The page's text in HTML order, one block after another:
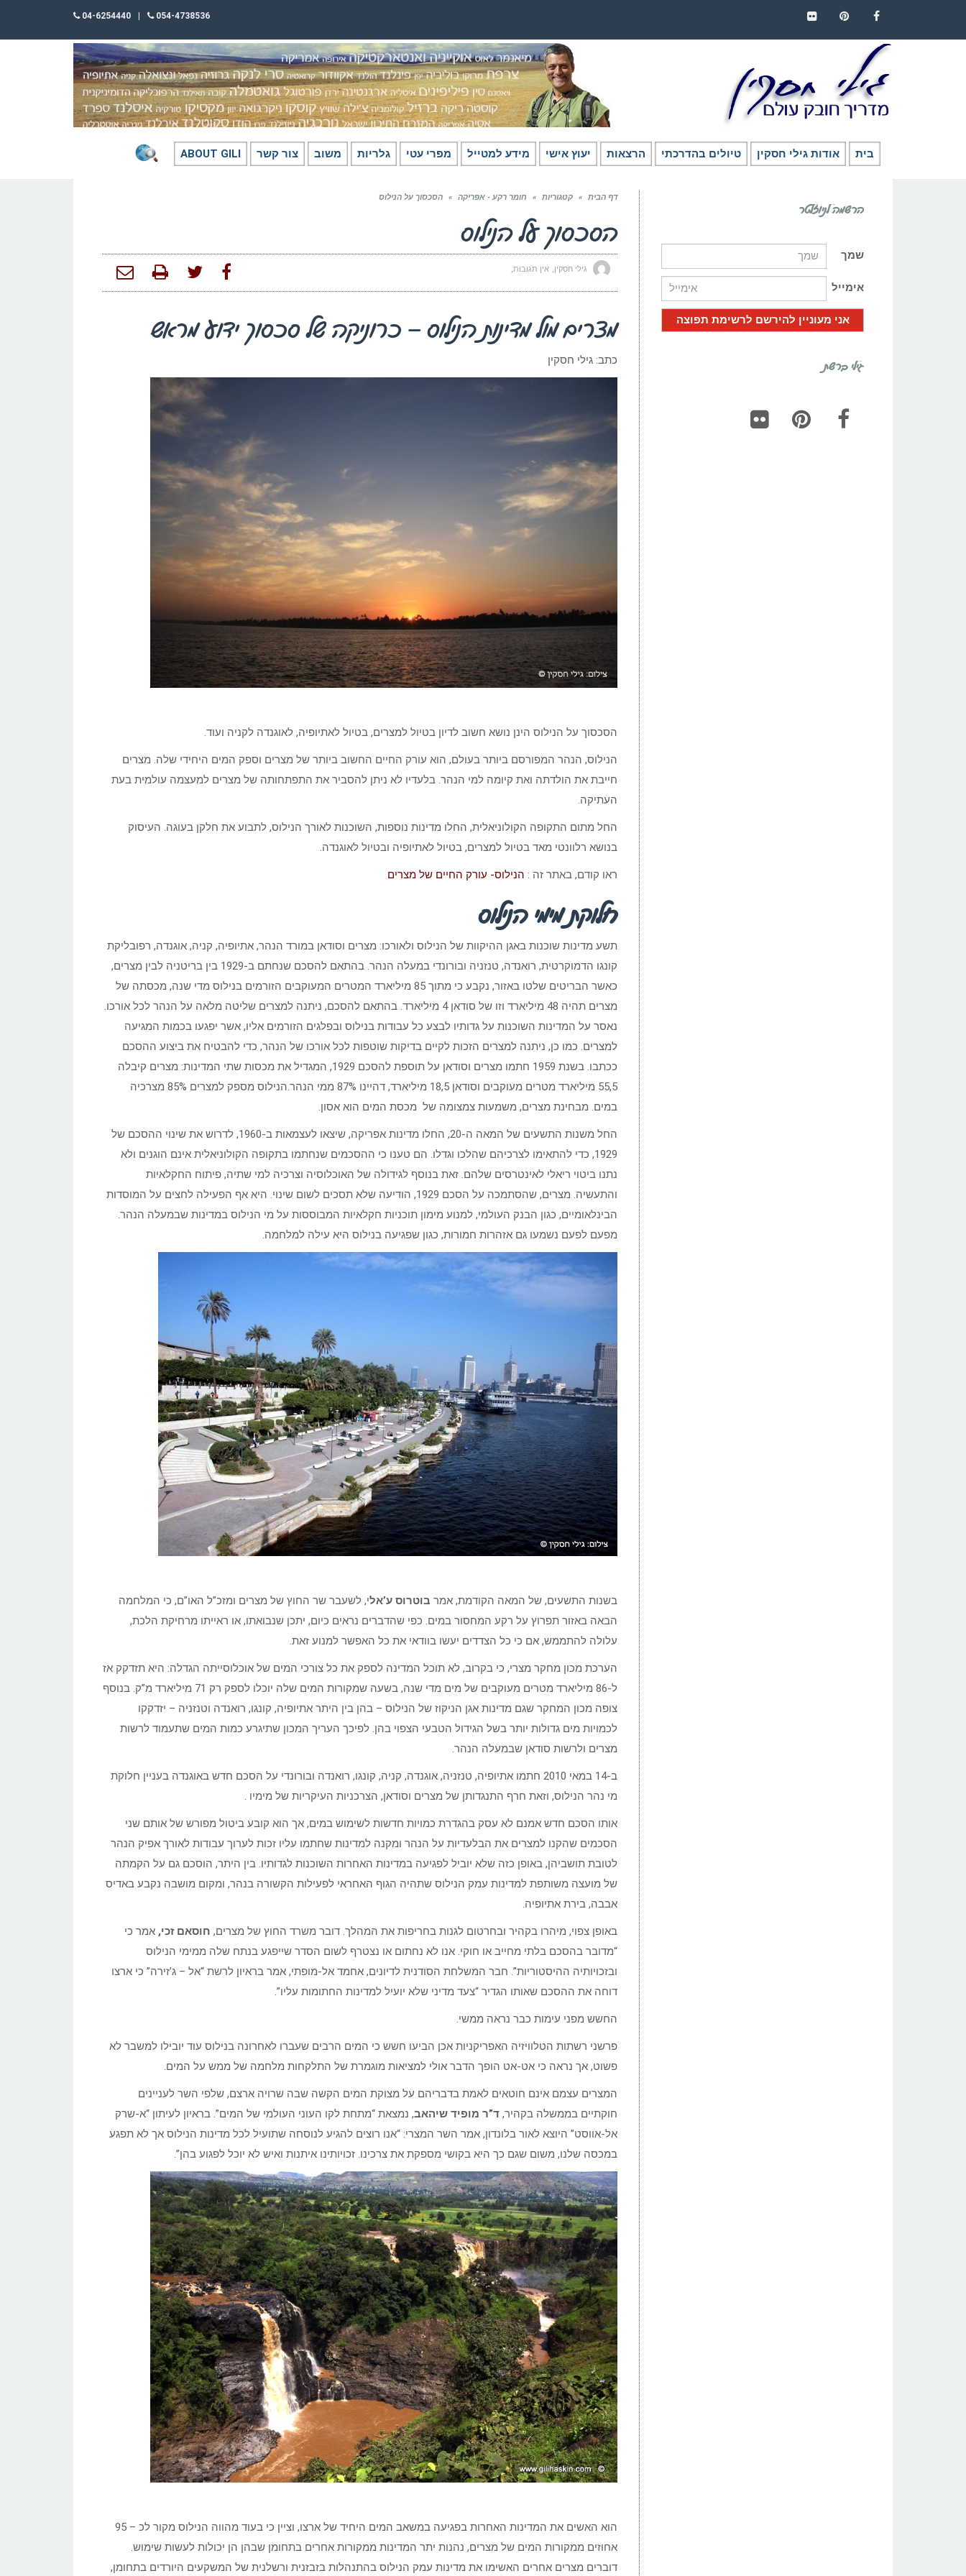
054-4738536
04-6254440
בית אודות גילי חסקין טיולים בהדרכתי הרצאות יעוץ אישי מידע למטייל מפרי עטי גלריות משוב צור קשר ABOUT GILI
דף הבית » קטגוריות » חומר רקע - אפריקה » הסכסוך על הנילוס
הסכסוך על הנילוס
גילי חסקין אין תגובות
מצרים מול מדינות הנילוס – כרוניקה של סכסוך ידוע מראש
כתב: גילי חסקין
הסכסוך על הנילוס הינן נושא חשוב לדיון בטיול למצרים, בטיול לאתיופיה, לאוגנדה לקניה ועוד.
הנילוס, הנהר המפורסם ביותר בעולם, הוא עורק החיים החשוב ביותר של מצרים וספק המים היחידי שלה. מצרים
חייבת את הולדתה ואת קיומה למי הנהר. בלעדיו לא ניתן להסביר את התפתחותה של מצרים למעצמה עולמית בעת
העתיקה.
החל מתום התקופה הקולוניאלית, החלו מדינות נוספות, השוכנות לאורך הנילוס, לתבוע את חלקן בעוגה. העיסוק
בנושא רלוונטי מאד בטיול למצרים, בטיול לאתיופיה ובטיול לאוגנדה.
ראו קודם, באתר זה : הנילוס- עורק החיים של מצרים
חלוקת מימי הנילוס
תשע מדינות שוכנות באגן ההיקוות של הנילוס ולאורכו: מצרים וסודאן במורד הנהר, אתיופיה, קניה, אוגנדה, רפובליקת
קונגו הדמוקרטית, רואנדה, טנזניה ובורונדי במעלה הנהר. בהתאם להסכם שנחתם ב-1929 בין בריטניה לבין מצרים,
כאשר הבריטים שלטו באזור, נקבע כי מתוך 85 מיליארד המטרים המעוקבים הזורמים בנילוס מדי שנה, מכסתה של
מצרים תהיה 48 מיליארד וזו של סודאן 4 מיליארד. בהתאם להסכם, ניתנה למצרים שליטה מלאה על הנהר לכל אורכו.
נאסר על המדינות השוכנות על גדותיו לבצע כל עבודות בנילוס ובפלגים הזורמים אליו, אשר יפגעו בכמות המגיעה
למצרים. כמו כן, ניתנה למצרים הזכות לקיים בדיקות שוטפות לכל אורכו של הנהר, כדי להבטיח את ביצוע ההסכם
ככתבו. בשנת 1959 חתמו מצרים וסודאן על תוספת להסכם 1929, המגדיל את מכסות שתי המדינות: מצרים קיבלה
55,5 מיליארד מטרים מעוקבים וסודאן 18,5 מיליארד, דהיינו 87% ממי הנהר.הנילוס מספק למצרים 85% מצרכיה
במים. מבחינת מצרים, משמעות צמצומה של מכסת המים הוא אסון.
החל משנות התשעים של המאה ה-20, החלו מדינות אפריקה, שיצאו לעצמאות ב-1960, לדרוש את שינוי ההסכם של
1929, כדי להתאימו לצרכיהם שהלכו וגדלו. הם טענו כי ההסכמים שנחתמו בתקופה הקולוניאלית אינם הוגנים ולא
נתנו ביטוי ריאלי לאינטרסים שלהם. זאת בנוסף לגידולה של האוכלוסיה וצרכיה למי שתיה, פיתוח החקלאיות
והתעשיה. מצרים, שהסתמכה על הסכם 1929, הודיעה שלא תסכים לשום שינוי. היא אף הפעילה לחצים על המוסדות
הבינלאומיים, כגון הבנק העולמי, למנוע מימון תוכניות חקלאיות המבוססות על מי הנילוס במדינות שבמעלה הנהר.
מפעם לפעם נשמעו גם אזהרות חמורות, כגון שפגיעה בנילוס היא עילה למלחמה.
בשנות התשעים, של המאה הקודמת, אמר בוטרוס ע’אלי, לשעבר שר החוץ של מצרים ומזכ”ל האו”ם, כי המלחמה
הבאה באזור תפרוץ על רקע המחסור במים. כפי שהדברים נראים כיום, יתכן שנבואתו, או ראייתו מרחיקת הלכת,
עלולה להתממש, אם כי כל הצדדים יעשו בוודאי את כל האפשר למנוע זאת.
הערכת מכון מחקר מצרי, כי בקרוב, לא תוכל המדינה לספק את כל צורכי המים של אוכלוסייתה הגדלה: היא תזדקק אז
ל-86 מיליארד מטרים מעוקבים של מים מדי שנה, בשעה שמקורות המים שלה יוכלו לספק רק 71 מיליארד מ”ק. בנוסף
צופה מכון המחקר שגם מדינות אגן הניקוז של הנילוס – בהן בין היתר אתיופיה, קונגו, רואנדה וטנזניה – יזדקקו
לכמויות מים גדולות יותר בשל הגידול הטבעי הצפוי בהן. לפיכך העריך המכון שתיגרע כמות המים שתעמוד לרשות
מצרים ולרשות סודאן שבמעלה הנהר.
ב-14 במאי 2010 חתמו אתיופיה, טנזניה, אוגנדה, קניה, קונגו, רואנדה ובורונדי על הסכם חדש באוגנדה בעניין חלוקת
מי נהר הנילוס, וזאת חרף התנגדותן של מצרים וסודאן, הצרכניות העיקריות של מימיו .
אותו הסכם חדש אמנם לא עסק בהגדרת כמויות חדשות לשימוש במים, אך הוא קובע ביטול מפורש של אותם שני
הסכמים שהקנו למצרים את הבלעדיות על הנהר ומקנה למדינות שחתמו עליו זכות לערוך עבודות לאורך אפיק הנהר
לטובת תושביהן, באופן כזה שלא יוביל לפגיעה במדינות האחרות השוכנות לגדותיו. בין היתר, הוסכם גם על הקמתה
של מועצה משותפת למדינות עמק הנילוס שתהיה הגוף האחראי לפעילות הקשורה בנהר, ומקום מושבה נקבע באדיס
אבבה, בירת אתיופיה.
באופן צפוי, מיהרו בקהיר ובחרטום לגנות בחריפות את המהלך. דובר משרד החוץ של מצרים, חוסאם זכי, אמר כי
“מדובר בהסכם בלתי מחייב או חוקי. אנו לא נחתום או נצטרף לשום הסדר שייפגע בנתח שלה ממימי הנילוס
ובזכויותיה ההיסטוריות”. חבר המשלחת הסודנית לדיונים, אחמד אל-מופתי, אמר בראיון לרשת “אל – ג’זירה” כי ארצו
דוחה את ההסכם שאותו הגדיר “צעד מדיני שלא יועיל למדינות החתומות עליו”.
החשש מפני עימות כבר נראה ממשי.
פרשני רשתות הטלוויזיה האפריקניות אכן הביעו חשש כי המים הרבים שעברו לאחרונה בנילוס עוד יובילו למשבר לא
פשוט, אך נראה כי אט-אט הופך הדבר אולי למציאות מוגמרת של התלקחות מלחמה של ממש על המים.
המצרים עצמם אינם חוטאים לאמת בדבריהם על מצוקת המים הקשה שבה שרויה ארצם, שלפי השר לעניינים
חוקתיים בממשלה בקהיר, ד”ר מופיד שיהאב, נמצאת “מתחת לקו העוני העולמי של המים”. בראיון לעיתון “א-שרק
אל-אווסט” היוצא לאור בלונדון, אמר השר המצרי: “אנו רוצים להגיע לנוסחה שתועיל לכל מדינות הנילוס אך לא תפגע
במכסה שלנו, משום שגם כך היא בקושי מספקת את צרכינו. זכויותינו איתנות ואיש לא יוכל לפגוע בהן”.
הוא האשים את המדינות האחרות בפגיעה במשאב המים היחיד של ארצו, וציין כי בעוד מהווה הנילוס מקור לכ – 95
אחוזים ממקורות המים של מצרים, נהנות יתר המדינות ממקורות אחרים בתחומן שבהן הן יכולות לעשות שימוש.
דוברים מצרים אחרים האשימו את מדינות עמק הנילוס בהתנהלות בזבזנית ורשלנית של המשקעים היורדים בתחומן,
הרשמה לניוזלטר
שמך
אימייל
גילי ברשת